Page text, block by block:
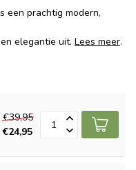
een prachtig modern,
elegantie uit. Lees meer.
€39,95
€24,95